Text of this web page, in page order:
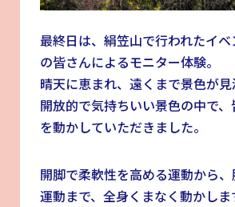
最終日は、絹笠山で行われたイ
の皆さんによるモニター体験。
晴天に恵まれ、遠くまで景色が見
開放的で気持ちいい景色の中で
を動かしていただきました。
開脚で柔軟性を高める運動から
運動まで、全身くまなく動かしま